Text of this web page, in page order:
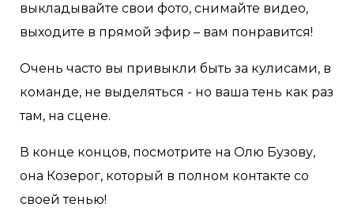
выкладывайте свои фото, снимайте видео,
выходите в прямой эфир – вам понравится!
Очень часто вы привыкли быть за кулисами, в
команде, не выделяться - но ваша тень как раз
там, на сцене.
В конце концов, посмотрите на Олю Бузову,
она Козерог, который в полном контакте со
своей тенью!